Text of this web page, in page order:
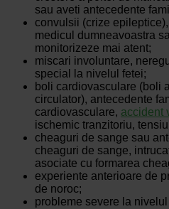
sau aveti antecedente
convulsii (crize
medicul dumneavoastra
monitorizeze mai atent;
miscari involuntare,
special la nivelul fetei;
boli cardiovasculare (boli
circulator), antecedente
cardiovasculare, accident
ischemic tranzitoriu,
cheaguri de sange sau
cheaguri de sange,
asociate cu formarea
experiente anterioare de
de noroc;
probleme severe la